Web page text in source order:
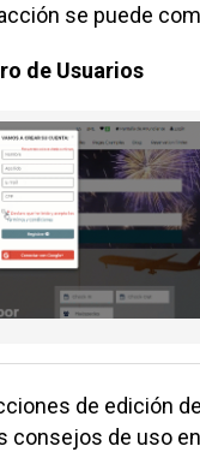
se puede
de Usuarios
de edición
consejos de uso